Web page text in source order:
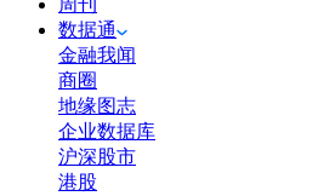
周刊
数据通
金融我闻
商圈
地缘图志
企业数据库
沪深股市
港股